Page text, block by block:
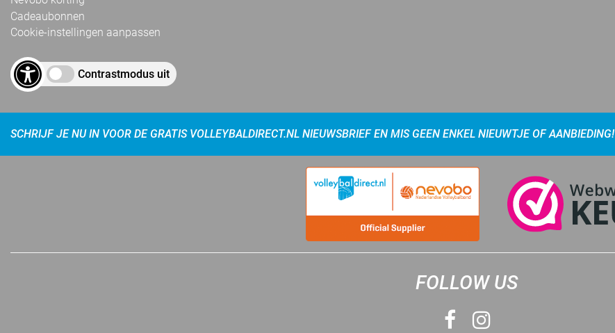
Cadeaubonnen
Cookie-instellingen aanpassen
Contrastmodus uit
SCHRIJF JE NU IN VOOR DE GRATIS VOLLEYBALDIRECT.NL NIEUWSBRIEF EN MIS GEEN ENKEL NIEUWTJE OF AANBIEDING!
FOLLOW US